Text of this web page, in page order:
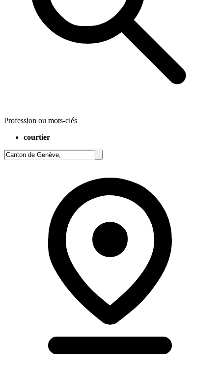
Profession ou mots-clés
courtier